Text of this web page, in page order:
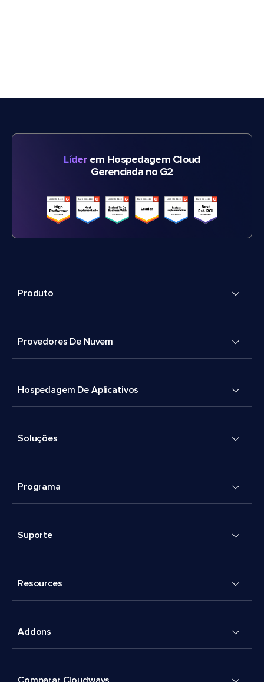
Líderem Hospedagem Cloud
Gerenciada no G2
Produto
Provedores De Nuvem
Hospedagem De Aplicativos
Soluções
Programa
Suporte
Resources
Addons